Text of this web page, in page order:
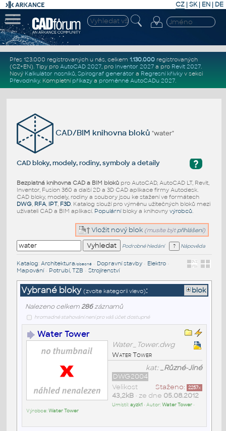
CZ | SK| EN | DE
Přes 123.000 registrovaných u nás, celkem 1.130.000registrovaných
(CZ+EN). Tipy pro AutoCAD 2027, pro Inventor 2027a pro Revit 2027.
Nový Kalkulátor nosníků, Spirograf generátor a Regresní křivkyv sekci
Převodníky. Kompletní příkazya proměnné AutoCADu 2027.
CAD/BIM knihovna bloků"water"
?
CAD bloky, modely, rodiny, symboly a detaily
Bezplatná knihovna CAD a BIM blokůpro AutoCAD, AutoCAD LT, Revit,
Inventor, Fusion 360 a další 2D a 3D CAD aplikace firmy Autodesk.
CAD bloky, modely, rodiny a soubory jsou ke stažení ve formátech
DWG, RFA, IPT, F3D. Katalog slouží pro výměnu užitečných bloků mezi
uživateli CAD a BIM aplikací. Populárníbloky a knihovny výrobců.
Vložit nový blok (musíte být přihlášeni)
Podrobné hledání Nápověda
Katalog: Architektura/obecné• Dopravní stavby• Elektro•
Mapování• Potrubí, TZB • Strojírenství
Vybrané bloky (zvolte kategorii vlevo): blok
Nalezeno celkem 286záznamů
hromadné stahování není pro váš účet dostupné
Water Tower
Water_Tower.dwg
Water Tower
kat:_Různé-Jiné
DWG2004
Staženo: 2257x
Velikost
43,2kB• ze dne 05.08.2012
Umístil:ayzk1 • Autor:Water Tower•
Výrobce:Water Tower